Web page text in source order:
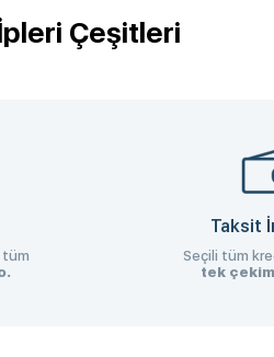
Çeşitleri
tüm
Taksit
Seçili tüm
tek çekim